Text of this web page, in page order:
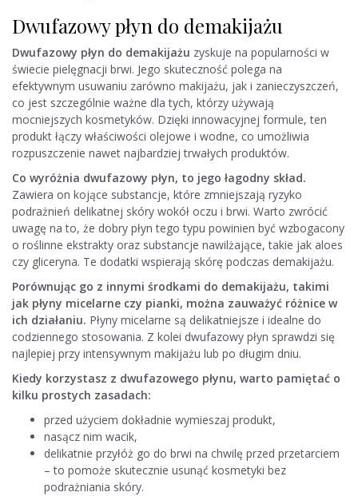
Dwufazowy płyn do demakijażu
Dwufazowy płyn do demakijażu zyskuje na popularności w
świecie pielęgnacji brwi. Jego skuteczność polega na
efektywnym usuwaniu zarówno makijażu, jak i zanieczyszczeń,
co jest szczególnie ważne dla tych, którzy używają
mocniejszych kosmetyków. Dzięki innowacyjnej formule, ten
produkt łączy właściwości olejowe i wodne, co umożliwia
rozpuszczenie nawet najbardziej trwałych produktów.
Co wyróżnia dwufazowy płyn, to jego łagodny skład.
Zawiera on kojące substancje, które zmniejszają ryzyko
podrażnień delikatnej skóry wokół oczu i brwi. Warto zwrócić
uwagę na to, że dobry płyn tego typu powinien być wzbogacony
o roślinne ekstrakty oraz substancje nawilżające, takie jak aloes
czy gliceryna. Te dodatki wspierają skórę podczas demakijażu.
Porównując go z innymi środkami do demakijażu, takimi
jak płyny micelarne czy pianki, można zauważyć różnice w
ich działaniu. Płyny micelarne są delikatniejsze i idealne do
codziennego stosowania. Z kolei dwufazowy płyn sprawdzi się
najlepiej przy intensywnym makijażu lub po długim dniu.
Kiedy korzystasz z dwufazowego płynu, warto pamiętać o
kilku prostych zasadach:
przed użyciem dokładnie wymieszaj produkt,
nasącz nim wacik,
delikatnie przyłóż go do brwi na chwilę przed przetarciem
– to pomoże skutecznie usunąć kosmetyki bez
podrażniania skóry.